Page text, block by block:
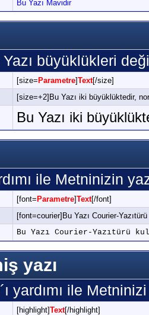
Bu Yazı Mavidir
Yazı büyüklükleri
[size= Parametre]Text[/size]
[size=+2]Bu Yazı iki büyüklüktedir,
Bu Yazı iki
ile Metninizin
[font= Parametre]Text[/font]
[font=courier]Bu Yazı Courier-
Bu Yazı Courier-Yazıtürü
yazı
yardımı ile
[highlight]Text[/highlight]